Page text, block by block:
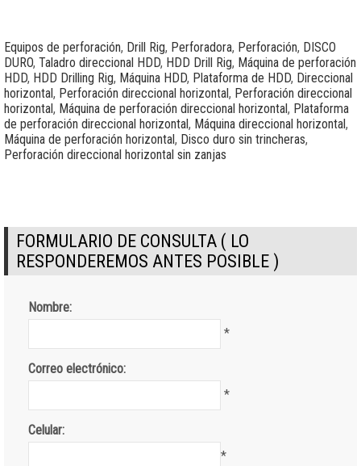
Equipos de perforación, Drill Rig, Perforadora, Perforación, DISCO
DURO, Taladro direccional HDD, HDD Drill Rig, Máquina de perforación
HDD, HDD Drilling Rig, Máquina HDD, Plataforma de HDD, Direccional
horizontal, Perforación direccional horizontal, Perforación direccional
horizontal, Máquina de perforación direccional horizontal, Plataforma
de perforación direccional horizontal, Máquina direccional horizontal,
Máquina de perforación horizontal, Disco duro sin trincheras,
Perforación direccional horizontal sin zanjas
FORMULARIO DE CONSULTA ( LO
RESPONDEREMOS ANTES POSIBLE )
Nombre:
*
Correo electrónico:
*
Celular:
*